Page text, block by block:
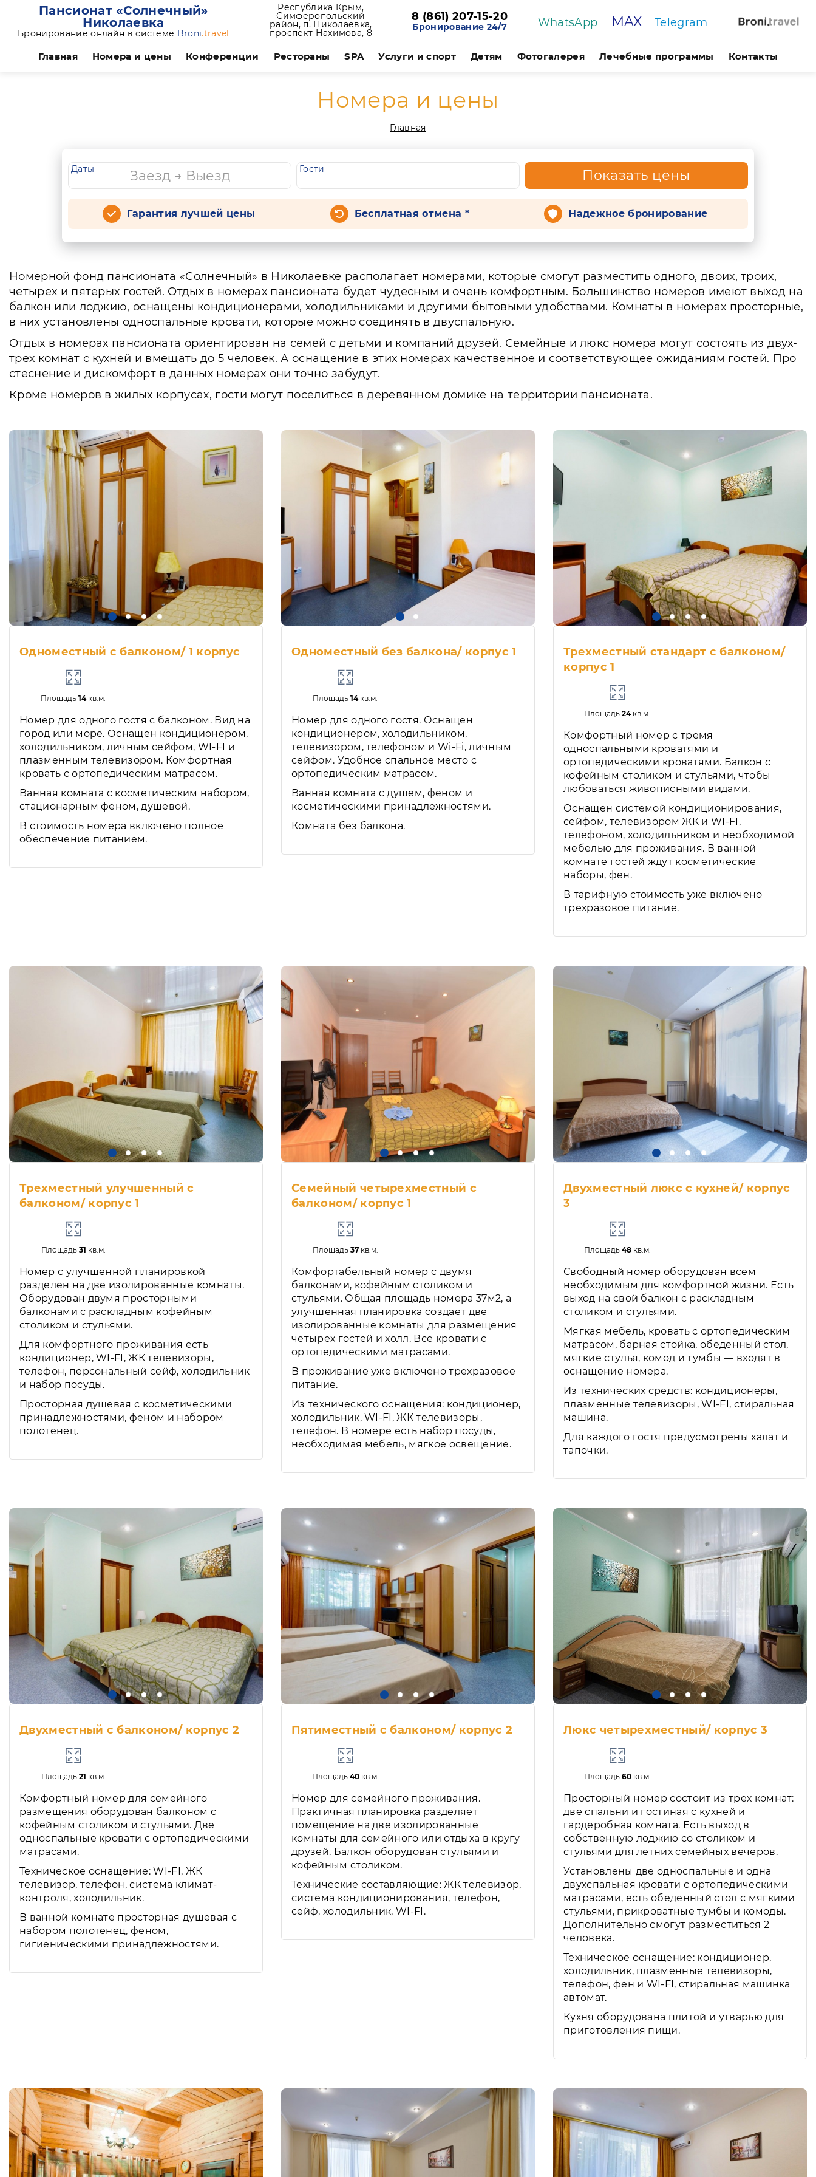
Пансионат «Солнечный»
Николаевка
Бронирование онлайн в системе Broni.travel
Республика Крым,
Симферопольский
район, п. Николаевка,
проспект Нахимова, 8
8 (861) 207-15-20
Бронирование 24/7 WhatsApp MAX Telegram
Главная Номера и цены Конференции Рестораны SPA Услуги и спорт Детям Фотогалерея Лечебные программы Контакты
Номера и цены
Главная
Даты Гости Показать цены
Гарантия лучшей цены Бесплатная отмена * Надежное бронирование
Номерной фонд пансионата «Солнечный» в Николаевке располагает номерами, которые смогут разместить одного, двоих, троих,
четырех и пятерых гостей. Отдых в номерах пансионата будет чудесным и очень комфортным. Большинство номеров имеют выход на
балкон или лоджию, оснащены кондиционерами, холодильниками и другими бытовыми удобствами. Комнаты в номерах просторные,
в них установлены односпальные кровати, которые можно соединять в двуспальную.
Отдых в номерах пансионата ориентирован на семей с детьми и компаний друзей. Семейные и люкс номера могут состоять из двух-
трех комнат с кухней и вмещать до 5 человек. А оснащение в этих номерах качественное и соответствующее ожиданиям гостей. Про
стеснение и дискомфорт в данных номерах они точно забудут.
Кроме номеров в жилых корпусах, гости могут поселиться в деревянном домике на территории пансионата.
Одноместный с балконом/ 1 корпус
Площадь14кв.м.
Номер для одного гостя с балконом. Вид на
город или море. Оснащен кондиционером,
холодильником, личным сейфом, WI-FI и
плазменным телевизором. Комфортная
кровать с ортопедическим матрасом.
Ванная комната с косметическим набором,
стационарным феном, душевой.
В стоимость номера включено полное
обеспечение питанием.
Одноместный без балкона/ корпус 1
Площадь14кв.м.
Номер для одного гостя. Оснащен
кондиционером, холодильником,
телевизором, телефоном и Wi-Fi, личным
сейфом. Удобное спальное место с
ортопедическим матрасом.
Ванная комната с душем, феном и
косметическими принадлежностями.
Комната без балкона.
Трехместный стандарт с балконом/
корпус 1
Площадь24кв.м.
Комфортный номер с тремя
односпальными кроватями и
ортопедическими кроватями. Балкон с
кофейным столиком и стульями, чтобы
любоваться живописными видами.
Оснащен системой кондиционирования,
сейфом, телевизором ЖК и WI-FI,
телефоном, холодильником и необходимой
мебелью для проживания. В ванной
комнате гостей ждут косметические
наборы, фен.
В тарифную стоимость уже включено
трехразовое питание.
Трехместный улучшенный с
балконом/ корпус 1
Площадь 31 кв.м.
Номер с улучшенной планировкой
разделен на две изолированные комнаты.
Оборудован двумя просторными
балконами с раскладным кофейным
столиком и стульями.
Для комфортного проживания есть
кондиционер, WI-FI, ЖК телевизоры,
телефон, персональный сейф, холодильник
и набор посуды.
Просторная душевая с косметическими
принадлежностями, феном и набором
полотенец.
Семейный четырехместный с
балконом/ корпус 1
Площадь 37кв.м.
Комфортабельный номер с двумя
балконами, кофейным столиком и
стульями. Общая площадь номера 37м2, а
улучшенная планировка создает две
изолированные комнаты для размещения
четырех гостей и холл. Все кровати с
ортопедическими матрасами.
В проживание уже включено трехразовое
питание.
Из технического оснащения: кондиционер,
холодильник, WI-FI, ЖК телевизоры,
телефон. В номере есть набор посуды,
необходимая мебель, мягкое освещение.
Двухместный люкс с кухней/ корпус
3
Площадь 48кв.м.
Свободный номер оборудован всем
необходимым для комфортной жизни. Есть
выход на свой балкон с раскладным
столиком и стульями.
Мягкая мебель, кровать с ортопедическим
матрасом, барная стойка, обеденный стол,
мягкие стулья, комод и тумбы — входят в
оснащение номера.
Из технических средств: кондиционеры,
плазменные телевизоры, WI-FI, стиральная
машина.
Для каждого гостя предусмотрены халат и
тапочки.
Двухместный с балконом/ корпус 2
Площадь 21 кв.м.
Комфортный номер для семейного
размещения оборудован балконом с
кофейным столиком и стульями. Две
односпальные кровати с ортопедическими
матрасами.
Техническое оснащение: WI-FI, ЖК
телевизор, телефон, система климат-
контроля, холодильник.
В ванной комнате просторная душевая с
набором полотенец, феном,
гигиеническими принадлежностями.
Пятиместный с балконом/ корпус 2
Площадь 40кв.м.
Номер для семейного проживания.
Практичная планировка разделяет
помещение на две изолированные
комнаты для семейного или отдыха в кругу
друзей. Балкон оборудован стульями и
кофейным столиком.
Технические составляющие: ЖК телевизор,
система кондиционирования, телефон,
сейф, холодильник, WI-FI.
Люкс четырехместный/ корпус 3
Площадь 60кв.м.
Просторный номер состоит из трех комнат:
две спальни и гостиная с кухней и
гардеробная комната. Есть выход в
собственную лоджию со столиком и
стульями для летних семейных вечеров.
Установлены две односпальные и одна
двухспальная кровати с ортопедическими
матрасами, есть обеденный стол с мягкими
стульями, прикроватные тумбы и комоды.
Дополнительно смогут разместиться 2
человека.
Техническое оснащение: кондиционер,
холодильник, плазменные телевизоры,
телефон, фен и WI-FI, стиральная машинка
автомат.
Кухня оборудована плитой и утварью для
приготовления пищи.